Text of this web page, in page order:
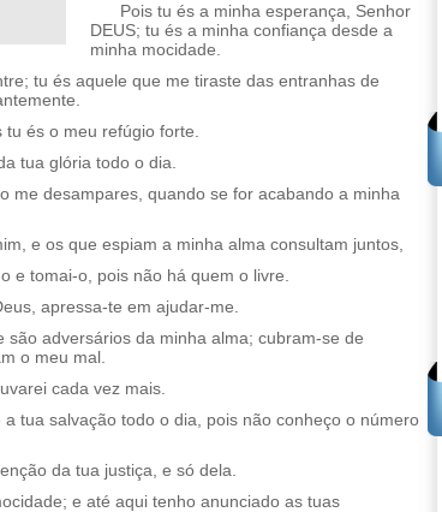
Pois tu és a minha esperança, Senhor
DEUS; tu és a minha confiança desde a
minha mocidade.
tu és aquele que me tiraste das entranhas de
és o meu refúgio forte.
tua glória todo o dia.
me desampares, quando se for acabando a minha
e os que espiam a minha alma consultam juntos,
e tomai-o, pois não há quem o livre.
apressa-te em ajudar-me.
são adversários da minha alma; cubram-se de
o meu mal.
cada vez mais.
tua salvação todo o dia, pois não conheço o número
da tua justiça, e só dela.
e até aqui tenho anunciado as tuas